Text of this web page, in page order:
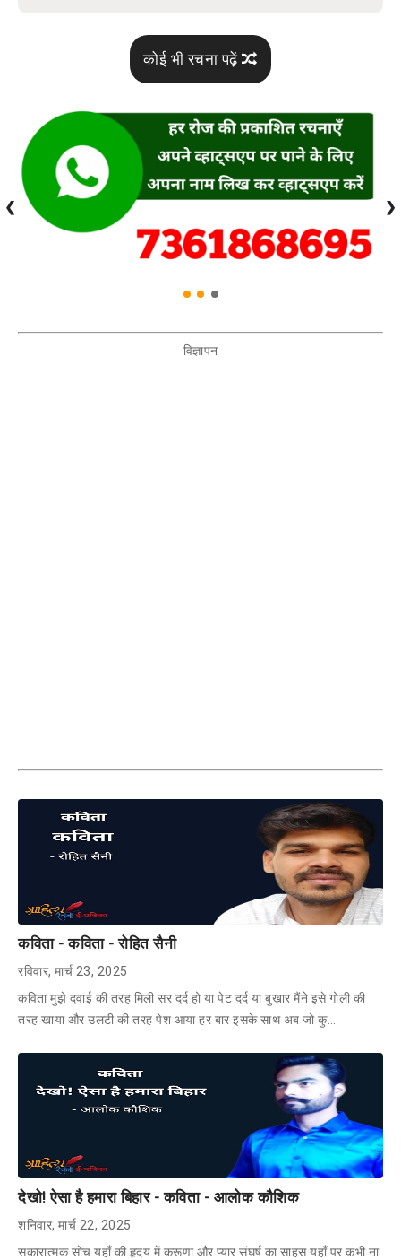
कोई भी रचना पढ़ें
❮ ❯
विज्ञापन
कविता - कविता - रोहित सैनी
रविवार, मार्च 23, 2025
कविता मुझे दवाई की तरह मिली सर दर्द हो या पेट दर्द या बुख़ार मैंने इसे गोली की
तरह खाया और उलटी की तरह पेश आया हर बार इसके साथ अब जो कु…
देखो! ऐसा है हमारा बिहार - कविता - आलोक कौशिक
शनिवार, मार्च 22, 2025
सकारात्मक सोच यहाँ की हृदय में करूणा और प्यार संघर्ष का साहस यहाँ पर कभी ना